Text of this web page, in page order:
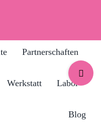
Partnerschaften
Werkstatt Labor
Blog
Toggle
Sliding